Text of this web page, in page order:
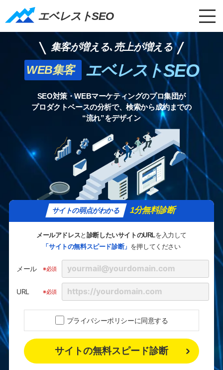
エベレストSEO
エベレストSEO｜TOP
集客が増える､売上が増える
WEB集客 エベレストSEO
SEO対策・WEBマーケティングのプロ集団が
プロダクトベースの分析で、検索から成約までの
“流れ”をデザイン
サイトの弱点がわかる 1分無料診断
メールアドレスと 診断したいサイトのURLを入力して
「サイトの無料スピード診断」 を押してください
メール ※必須
URL ※必須
プライバシーポリシーに同意する
サイトの無料スピード診断